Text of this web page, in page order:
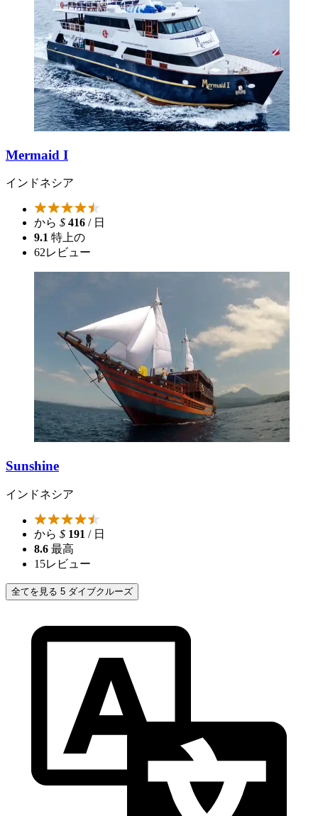
Mermaid I
インドネシア
から $ 416 / 日
9.1 特上の
62レビュー
Sunshine
インドネシア
から $ 191 / 日
8.6 最高
15レビュー
全てを見る 5 ダイブクルーズ